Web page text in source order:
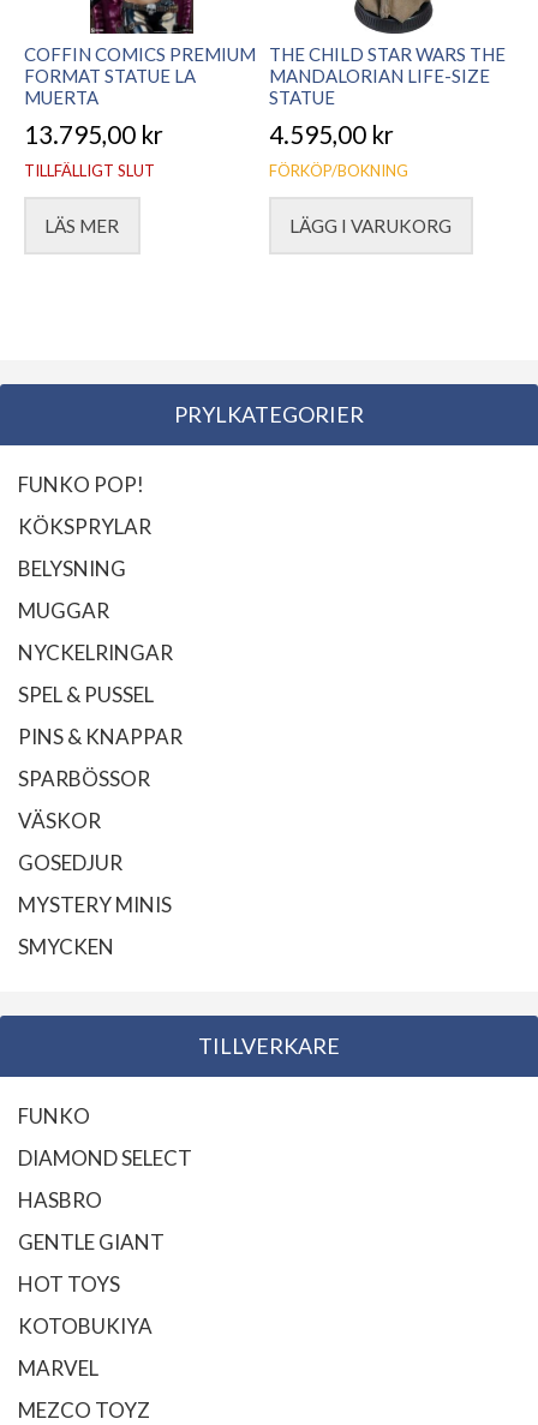
COFFIN COMICS PREMIUM
FORMAT STATUE LA
MUERTA
13.795,00 kr
TILLFÄLLIGT SLUT
LÄS MER
THE CHILD STAR WARS THE
MANDALORIAN LIFE-SIZE
STATUE
4.595,00 kr
FÖRKÖP/BOKNING
LÄGG I VARUKORG
PRYLKATEGORIER
FUNKO POP!
KÖKSPRYLAR
BELYSNING
MUGGAR
NYCKELRINGAR
SPEL & PUSSEL
PINS & KNAPPAR
SPARBÖSSOR
VÄSKOR
GOSEDJUR
MYSTERY MINIS
SMYCKEN
TILLVERKARE
FUNKO
DIAMOND SELECT
HASBRO
GENTLE GIANT
HOT TOYS
KOTOBUKIYA
MARVEL
MEZCO TOYZ